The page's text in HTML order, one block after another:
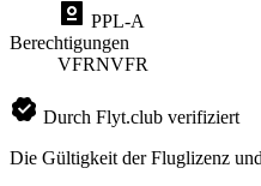
PPL-A
Berechtigungen
VFRNVFR
Durch Flyt.club verifiziert
Die Gültigkeit der Fluglizenz